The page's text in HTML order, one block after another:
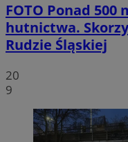
FOTO Ponad 500
hutnictwa.
Rudzie Śląskiej
20
9